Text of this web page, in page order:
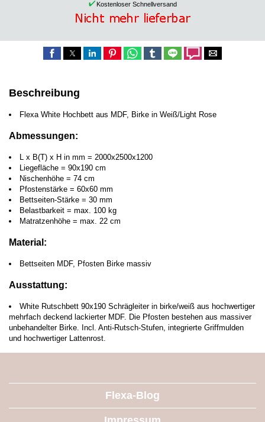
Kostenloser Schnellversand
Beschreibung
Flexa White Hochbett aus MDF, Birke in Weiß/Light Rose
Abmessungen:
L x B(T) x H in mm = 2000x2500x1200
Liegefläche = 90x190 cm
Nischenhöhe = 74 cm
Pfostenstärke = 60x60 mm
Bettseiten-Stärke = 30 mm
Belastbarkeit = max. 100 kg
Matratzenhöhe = max. 22 cm
Material:
Bettseiten MDF, Pfosten Birke massiv
Ausstattung:
White Rutschbett 90x190 Schrägleiter in birke/weiß aus hochwertiger
mehrfach deckend lackierter MDF. Die Pfosten bestehen aus massiver
unbehandelter Birke. Incl. Anti-Rutsch-Stufen, integrierte Griffmulden
und hochwertiger Lattenrost.
Flexa-Blog